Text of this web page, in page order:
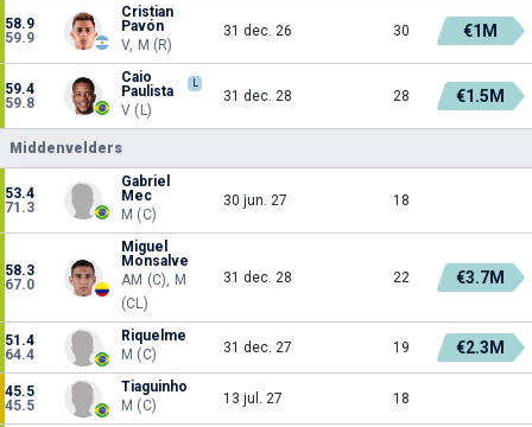
58.9
59.9
Cristian
Pavón
V, M (R)
31 dec. 26 30 €1M
59.4
59.8
Caio
Paulista
L
V (L)
31 dec. 28 28 €1.5M
Middenvelders
53.4
71.3
Gabriel
Mec
M (C)
30 jun. 27 18
58.3
67.0
Miguel
Monsalve
AM (C), M
(CL)
31 dec. 28 22 €3.7M
51.4
64.4
Riquelme
M (C)
31 dec. 27 19 €2.3M
45.5
45.5
Tiaguinho
M (C)
13 jul. 27 18